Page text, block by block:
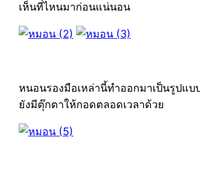
เห็นที่ไหนมาก่อนแน่นอน
หนอนรองมือเหล่านี้ทำออกมาเป็นรูปแ
ยังมีตุ๊กตาให้กอดตลอดเวลาด้วย